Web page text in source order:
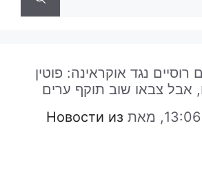
רוסיים נגד אוקראינה: פוטין
אבל צבאו שוב תוקף ערים
מאת Новости из